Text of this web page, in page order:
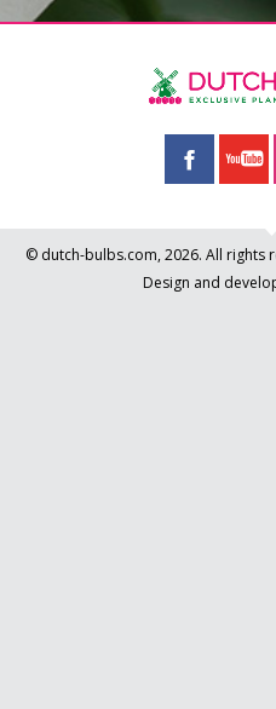
© dutch-bulbs.com, 2026. All rights
Design and